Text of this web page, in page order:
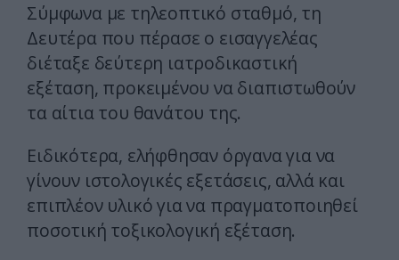
Σύμφωνα με τηλεοπτικό σταθμό, τη
Δευτέρα που πέρασε ο εισαγγελέας
διέταξε δεύτερη ιατροδικαστική
εξέταση, προκειμένου να διαπιστωθούν
τα αίτια του θανάτου της.
Ειδικότερα, ελήφθησαν όργανα για να
γίνουν ιστολογικές εξετάσεις, αλλά και
επιπλέον υλικό για να πραγματοποιηθεί
ποσοτική τοξικολογική εξέταση.